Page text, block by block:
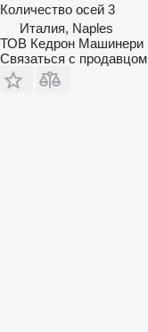
Количество осей 3
Италия, Naples
ТОВ Кедрон Машинери
Связаться с продавцом